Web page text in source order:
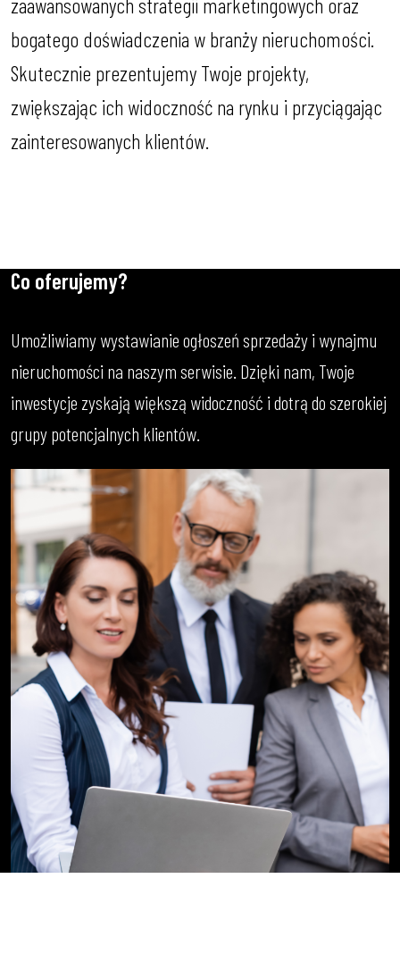
bogatego doświadczenia w branży nieruchomości.
Skutecznie prezentujemy Twoje projekty,
zwiększając ich widoczność na rynku i przyciągając
zainteresowanych klientów.
Co oferujemy?
Umożliwiamy wystawianie ogłoszeń sprzedaży i wynajmu
nieruchomości na naszym serwisie. Dzięki nam, Twoje
inwestycje zyskają większą widoczność i dotrą do szerokiej
grupy potencjalnych klientów.